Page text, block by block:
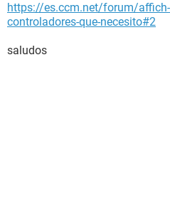
https://es.ccm.net/forum/
controladores-que-necesito#2
saludos